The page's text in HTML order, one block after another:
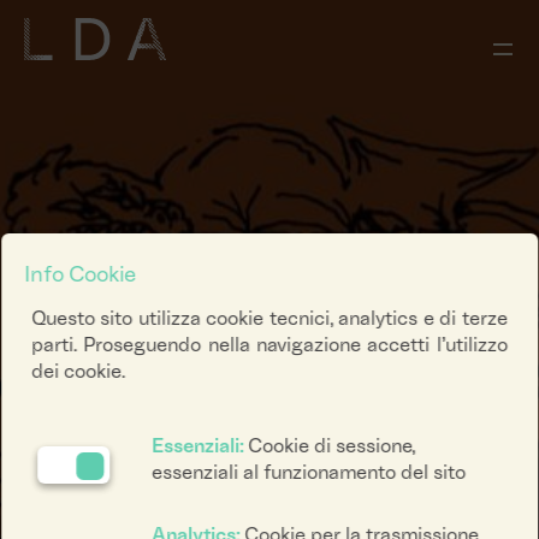
Info Cookie
Questo sito utilizza cookie tecnici, analytics e di terze
parti. Proseguendo nella navigazione accetti l’utilizzo
dei cookie.
Essenziali:Cookie di sessione,
essenziali al funzionamento del sito